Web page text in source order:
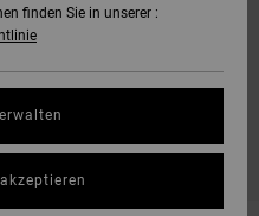
finden Sie in unserer :